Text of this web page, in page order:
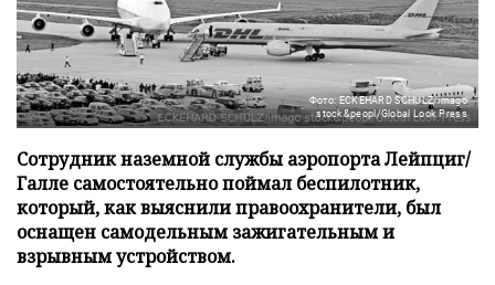
Фото: ECKEHARD SCHULZ/imago
stock&peopl/Global Look Press
Сотрудник наземной службы аэропорта Лейпциг/
Галле самостоятельно поймал беспилотник,
который, как выяснили правоохранители, был
оснащен самодельным зажигательным и
взрывным устройством.